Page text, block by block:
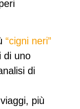
“cigni neri”
di uno
di
più